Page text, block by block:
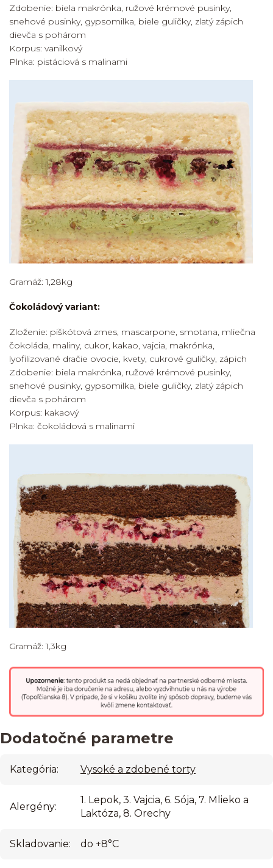
Zdobenie: biela makrónka, ružové krémové pusinky,
snehové pusinky, gypsomilka, biele guličky, zlatý zápich
dievča s pohárom
Korpus: vanilkový
Plnka: pistáciová s malinami
Gramáž: 1,28kg
Čokoládový variant:
Zloženie: piškótová zmes, mascarpone, smotana, mliečna
čokoláda, maliny, cukor, kakao, vajcia, makrónka,
lyofilizované dračie ovocie, kvety, cukrové guličky, zápich
Zdobenie: biela makrónka, ružové krémové pusinky,
snehové pusinky, gypsomilka, biele guličky, zlatý zápich
dievča s pohárom
Korpus: kakaový
Plnka: čokoládová s malinami
Gramáž: 1,3kg
Dodatočné parametre
Kategória: Vysoké a zdobené torty
Alergény:
1. Lepok, 3. Vajcia, 6. Sója, 7. Mlieko a
Laktóza, 8. Orechy
Skladovanie: do +8°C